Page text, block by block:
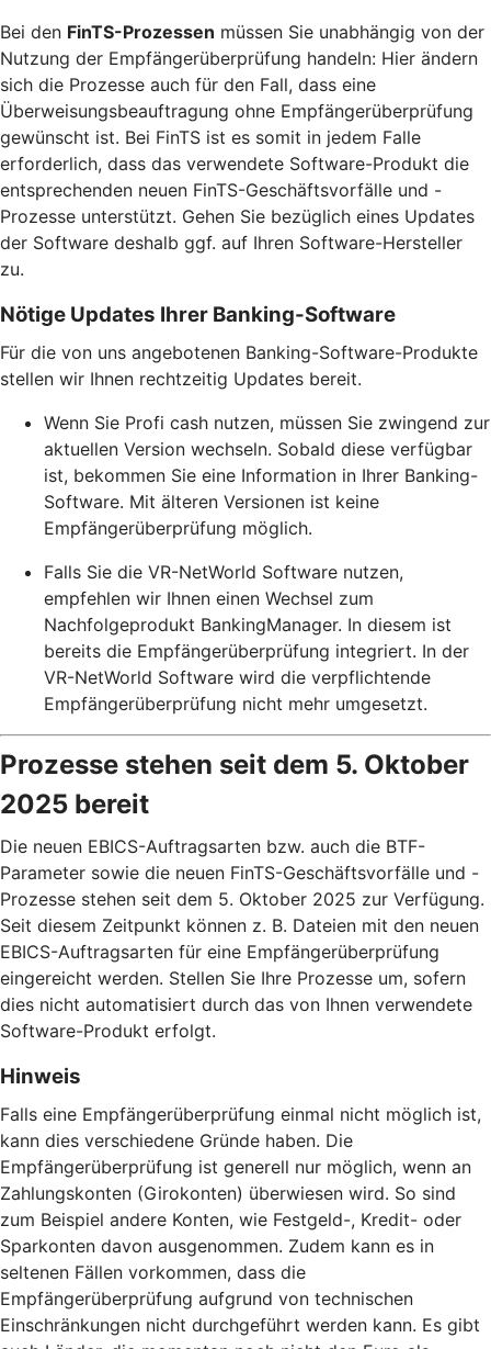
Bei den FinTS-Prozessen müssen Sie unabhängig von der
Nutzung der Empfängerüberprüfung handeln: Hier ändern
sich die Prozesse auch für den Fall, dass eine
Überweisungsbeauftragung ohne Empfängerüberprüfung
gewünscht ist. Bei FinTS ist es somit in jedem Falle
erforderlich, dass das verwendete Software-Produkt die
entsprechenden neuen FinTS-Geschäftsvorfälle und -
Prozesse unterstützt. Gehen Sie bezüglich eines Updates
der Software deshalb ggf. auf Ihren Software-Hersteller
zu.
Nötige Updates Ihrer Banking-Software
Für die von uns angebotenen Banking-Software-Produkte
stellen wir Ihnen rechtzeitig Updates bereit.
Wenn Sie Profi cash nutzen, müssen Sie zwingend zur
aktuellen Version wechseln. Sobald diese verfügbar
ist, bekommen Sie eine Information in Ihrer Banking-
Software. Mit älteren Versionen ist keine
Empfängerüberprüfung möglich.
Falls Sie die VR-NetWorld Software nutzen,
empfehlen wir Ihnen einen Wechsel zum
Nachfolgeprodukt BankingManager. In diesem ist
bereits die Empfängerüberprüfung integriert. In der
VR-NetWorld Software wird die verpflichtende
Empfängerüberprüfung nicht mehr umgesetzt.
Prozesse stehen seit dem 5. Oktober
2025 bereit
Die neuen EBICS-Auftragsarten bzw. auch die BTF-
Parameter sowie die neuen FinTS-Geschäftsvorfälle und -
Prozesse stehen seit dem 5. Oktober 2025 zur Verfügung.
Seit diesem Zeitpunkt können z. B. Dateien mit den neuen
EBICS-Auftragsarten für eine Empfängerüberprüfung
eingereicht werden. Stellen Sie Ihre Prozesse um, sofern
dies nicht automatisiert durch das von Ihnen verwendete
Software-Produkt erfolgt.
Hinweis
Falls eine Empfängerüberprüfung einmal nicht möglich ist,
kann dies verschiedene Gründe haben. Die
Empfängerüberprüfung ist generell nur möglich, wenn an
Zahlungskonten (Girokonten) überwiesen wird. So sind
zum Beispiel andere Konten, wie Festgeld-, Kredit- oder
Sparkonten davon ausgenommen. Zudem kann es in
seltenen Fällen vorkommen, dass die
Empfängerüberprüfung aufgrund von technischen
Einschränkungen nicht durchgeführt werden kann. Es gibt